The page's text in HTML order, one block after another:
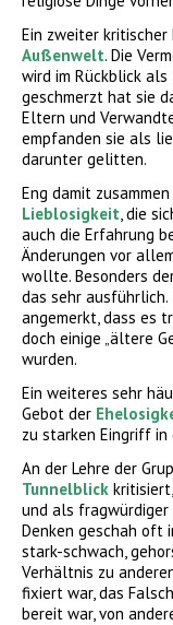
Ein zweiter
Außenwelt. Die
wird im Rückblick
geschmerzt hat sie
Eltern und
empfanden sie als
darunter gelitten.
Eng damit
Lieblosigkeit, die
auch die Erfahrung
Änderungen vor
wollte. Besonders
das sehr ausführlich.
angemerkt, dass es
doch einige „ältere
wurden.
Ein weiteres sehr
Gebot der
zu starken Eingriff in
An der Lehre der
Tunnelblick
und als
Denken geschah oft
stark-schwach,
Verhältnis zu
fixiert war, das
bereit war, von